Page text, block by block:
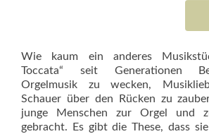
Wie kaum ein anderes
Toccata“ seit Generationen
Orgelmusik zu wecken,
Schauer über den Rücken zu
junge Menschen zur Orgel und
gebracht. Es gibt die These, dass